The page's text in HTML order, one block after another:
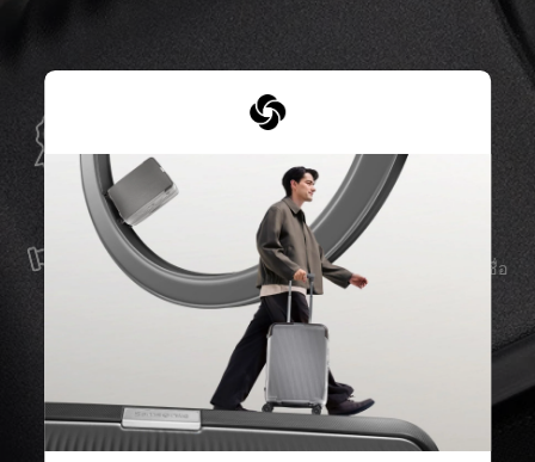
การรับประกันทั่วโลก
Samsonite รับประกันการใช้งานทั่วโลก เพื่อให้มั่นใจว่า
ผลิตภัณฑ์ Samsonite ของคุณจะอยู่เคียงข้างคุณเสมอ
บริการและซ่อมแซม
เราผลิตสินค้าด้วยวัสดุที่ดีที่สุด พร้อมบริการสนับสนุนที่เชื่อ
ถือได้ เพื่อให้คุณก้าวไปข้างหน้าได้อย่างราบรื่น ไม่ว่าจะ